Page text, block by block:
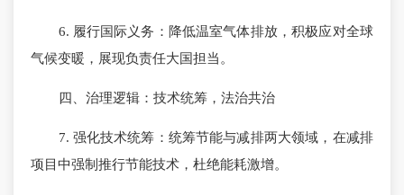
6. 履行国际义务：降低温室气体排放，积极应对全球
气候变暖，展现负责任大国担当。
四、治理逻辑：技术统筹，法治共治
7. 强化技术统筹：统筹节能与减排两大领域，在减排
项目中强制推行节能技术，杜绝能耗激增。